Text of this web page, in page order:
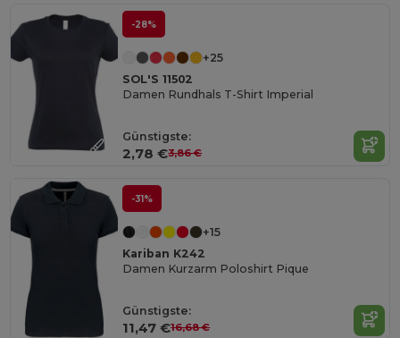
-28%
+25
SOL'S 11502
Damen Rundhals T-Shirt Imperial
Günstigste:
2,78 €3,86 €
-31%
+15
Kariban K242
Damen Kurzarm Poloshirt Pique
Günstigste:
11,47 €16,68 €